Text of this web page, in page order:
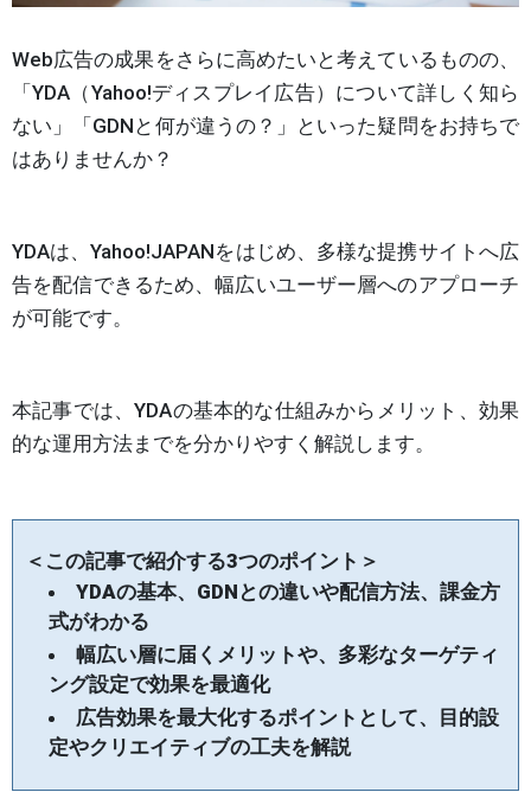
Web広告の成果をさらに高めたいと考えているものの、
「YDA（Yahoo!ディスプレイ広告）について詳しく知ら
ない」「GDNと何が違うの？」といった疑問をお持ちで
はありませんか？
YDAは、Yahoo!JAPANをはじめ、多様な提携サイトへ広
告を配信できるため、幅広いユーザー層へのアプローチ
が可能です。
本記事では、YDAの基本的な仕組みからメリット、効果
的な運用方法までを分かりやすく解説します。
＜この記事で紹介する3つのポイント＞
YDAの基本、GDNとの違いや配信方法、課金方
式がわかる
幅広い層に届くメリットや、多彩なターゲティ
ング設定で効果を最適化
広告効果を最大化するポイントとして、目的設
定やクリエイティブの工夫を解説